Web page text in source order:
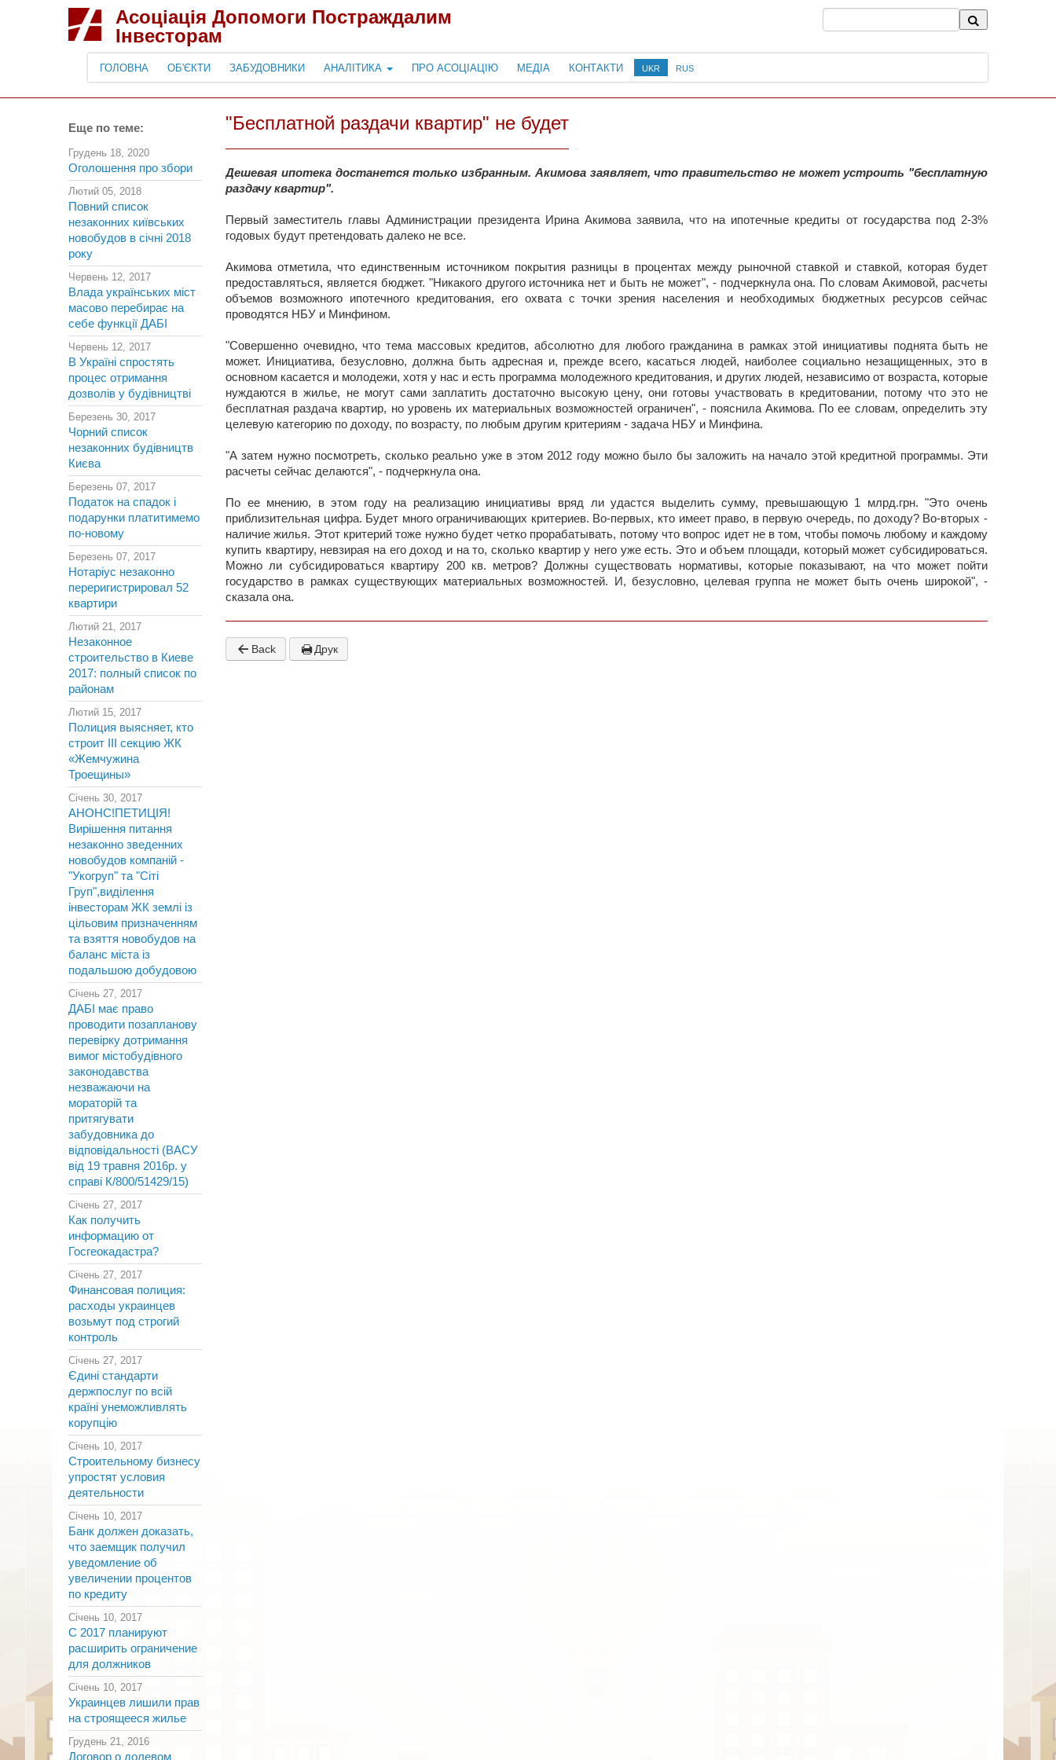
Асоціація Допомоги Постраждалим
Інвесторам
ГОЛОВНА ОБ'ЄКТИ ЗАБУДОВНИКИ АНАЛІТИКА ПРО АСОЦІАЦІЮ МЕДІА КОНТАКТИ UKR RUS
Еще по теме:
Грудень 18, 2020
Оголошення про збори
Лютий 05, 2018
Повний список
незаконних київських
новобудов в січні 2018
року
Червень 12, 2017
Влада українських міст
масово перебирає на
себе функції ДАБІ
Червень 12, 2017
В Україні спростять
процес отримання
дозволів у будівництві
Березень 30, 2017
Чорний список
незаконних будівництв
Києва
Березень 07, 2017
Податок на спадок і
подарунки платитимемо
по-новому
Березень 07, 2017
Нотаріус незаконно
переригистрировал 52
квартири
Лютий 21, 2017
Незаконное
строительство в Киеве
2017: полный список по
районам
Лютий 15, 2017
Полиция выясняет, кто
строит III секцию ЖК
«Жемчужина
Троещины»
Січень 30, 2017
АНОНС!ПЕТИЦІЯ!
Вирішення питання
незаконно зведенних
новобудов компаній -
"Укогруп" та "Сіті
Груп",виділення
інвесторам ЖК землі із
цільовим призначенням
та взяття новобудов на
баланс міста із
подальшою добудовою
Січень 27, 2017
ДАБІ має право
проводити позапланову
перевірку дотримання
вимог містобудівного
законодавства
незважаючи на
мораторій та
притягувати
забудовника до
відповідальності (ВАСУ
від 19 травня 2016р. у
справі К/800/51429/15)
Січень 27, 2017
Как получить
информацию от
Госгеокадастра?
Січень 27, 2017
Финансовая полиция:
расходы украинцев
возьмут под строгий
контроль
Січень 27, 2017
Єдині стандарти
держпослуг по всій
країні унеможливлять
корупцію
Січень 10, 2017
Строительному бизнесу
упростят условия
деятельности
Січень 10, 2017
Банк должен доказать,
что заемщик получил
уведомление об
увеличении процентов
по кредиту
Січень 10, 2017
С 2017 планируют
расширить ограничение
для должников
Січень 10, 2017
Украинцев лишили прав
на строящееся жилье
Грудень 21, 2016
Договор о долевом
"Бесплатной раздачи квартир" не будет
Дешевая ипотека достанется только избранным. Акимова заявляет, что правительство не может устроить "бесплатную
раздачу квартир".
Первый заместитель главы Администрации президента Ирина Акимова заявила, что на ипотечные кредиты от государства под 2-3%
годовых будут претендовать далеко не все.
Акимова отметила, что единственным источником покрытия разницы в процентах между рыночной ставкой и ставкой, которая будет
предоставляться, является бюджет. "Никакого другого источника нет и быть не может", - подчеркнула она. По словам Акимовой, расчеты
объемов возможного ипотечного кредитования, его охвата с точки зрения населения и необходимых бюджетных ресурсов сейчас
проводятся НБУ и Минфином.
"Совершенно очевидно, что тема массовых кредитов, абсолютно для любого гражданина в рамках этой инициативы поднята быть не
может. Инициатива, безусловно, должна быть адресная и, прежде всего, касаться людей, наиболее социально незащищенных, это в
основном касается и молодежи, хотя у нас и есть программа молодежного кредитования, и других людей, независимо от возраста, которые
нуждаются в жилье, не могут сами заплатить достаточно высокую цену, они готовы участвовать в кредитовании, потому что это не
бесплатная раздача квартир, но уровень их материальных возможностей ограничен", - пояснила Акимова. По ее словам, определить эту
целевую категорию по доходу, по возрасту, по любым другим критериям - задача НБУ и Минфина.
"А затем нужно посмотреть, сколько реально уже в этом 2012 году можно было бы заложить на начало этой кредитной программы. Эти
расчеты сейчас делаются", - подчеркнула она.
По ее мнению, в этом году на реализацию инициативы вряд ли удастся выделить сумму, превышающую 1 млрд.грн. "Это очень
приблизительная цифра. Будет много ограничивающих критериев. Во-первых, кто имеет право, в первую очередь, по доходу? Во-вторых -
наличие жилья. Этот критерий тоже нужно будет четко прорабатывать, потому что вопрос идет не в том, чтобы помочь любому и каждому
купить квартиру, невзирая на его доход и на то, сколько квартир у него уже есть. Это и объем площади, который может субсидироваться.
Можно ли субсидироваться квартиру 200 кв. метров? Должны существовать нормативы, которые показывают, на что может пойти
государство в рамках существующих материальных возможностей. И, безусловно, целевая группа не может быть очень широкой", -
сказала она.
Back Друк